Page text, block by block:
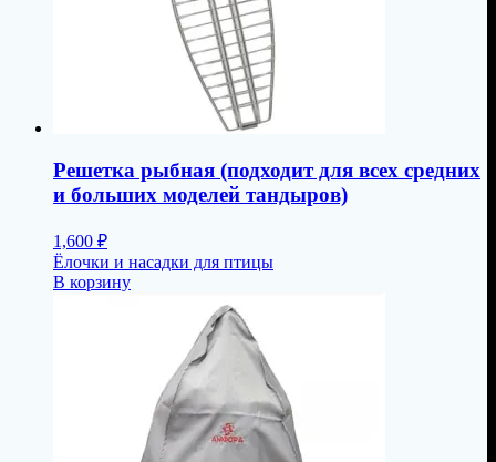
Решетка рыбная (подходит для всех средних
и больших моделей тандыров)
1,600 ₽
Ёлочки и насадки для птицы
В корзину